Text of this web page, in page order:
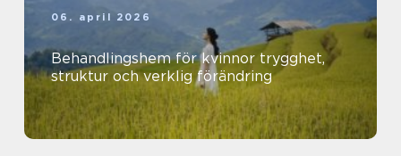
06. april 2026
Behandlingshem för kvinnor trygghet,
struktur och verklig förändring